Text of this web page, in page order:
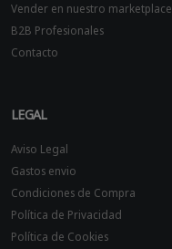
Vender en nuestro marketplace
B2B Profesionales
Contacto
LEGAL
Aviso Legal
Gastos envio
Condiciones de Compra
Política de Privacidad
Política de Cookies